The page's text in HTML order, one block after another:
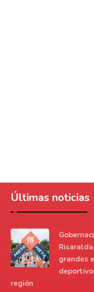
Últimas noticias
grandes
región